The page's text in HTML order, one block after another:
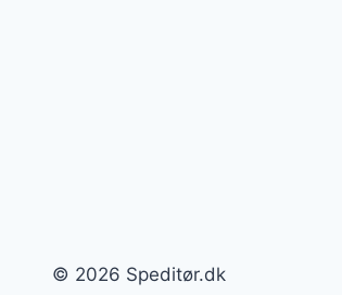
© 2026 Speditør.dk